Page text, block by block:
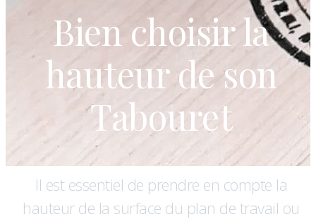
Bien choisir la
hauteur de son
Tabouret
Il est essentiel de prendre en compte la
hauteur de la surface du plan de travail ou